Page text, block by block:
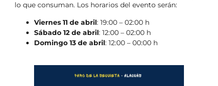
lo que consuman. Los horarios del evento serán:
Viernes 11 de abril: 19:00 – 02:00 h
Sábado 12 de abril: 12:00 – 02:00 h
Domingo 13 de abril: 12:00 – 00:00 h